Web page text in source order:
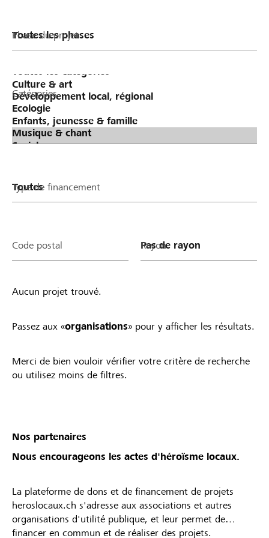
Phase du projet
Catégories
Type de financement
Code postal Rayon
Aucun projet trouvé.
Passez aux «organisations» pour y afficher les résultats.
Merci de bien vouloir vérifier votre critère de recherche
ou utilisez moins de filtres.
Nos partenaires
Nous encourageons les actes d'héroïsme locaux.
La plateforme de dons et de financement de projets
heroslocaux.ch s'adresse aux associations et autres
organisations d'utilité publique, et leur permet de
financer en commun et de réaliser des projets.